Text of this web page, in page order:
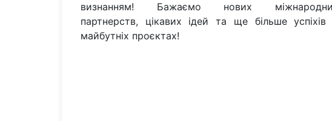
визнанням! Бажаємо нових
партнерств, цікавих ідей та ще більше успіхів
майбутніх проєктах!